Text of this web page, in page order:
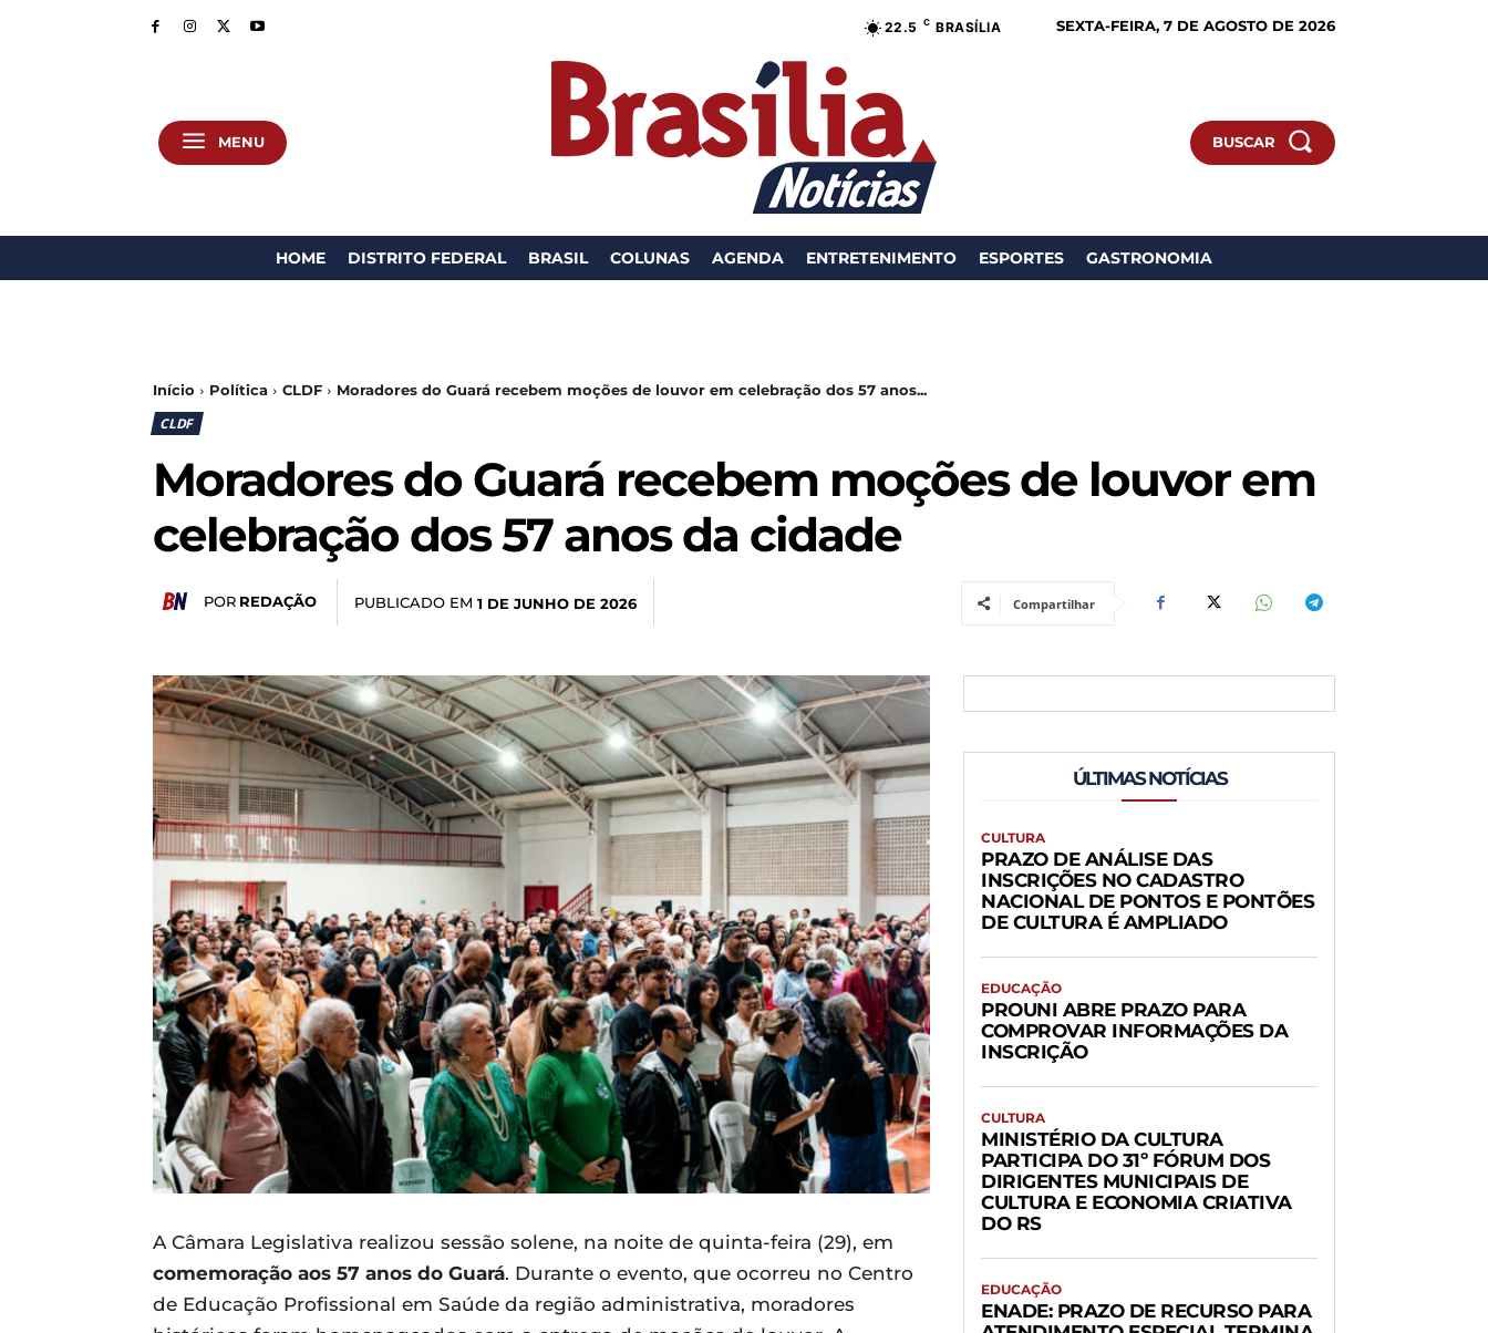
22.5 C BRASÍLIA SEXTA-FEIRA, 7 DE AGOSTO DE 2026
MENU BUSCAR
HOME DISTRITO FEDERAL BRASIL COLUNAS AGENDA ENTRETENIMENTO ESPORTES GASTRONOMIA
Início Política CLDF Moradores do Guará recebem moções de louvor em celebração dos 57 anos...
CLDF
Moradores do Guará recebem moções de louvor em
celebração dos 57 anos da cidade
POR REDAÇÃO PUBLICADO EM 1 DE JUNHO DE 2026 Compartilhar
A Câmara Legislativa realizou sessão solene, na noite de quinta-feira (29), em
comemoração aos 57 anos do Guará. Durante o evento, que ocorreu no Centro
de Educação Profissional em Saúde da região administrativa, moradores
ÚLTIMAS NOTÍCIAS
CULTURA
PRAZO DE ANÁLISE DAS
INSCRIÇÕES NO CADASTRO
NACIONAL DE PONTOS E PONTÕES
DE CULTURA É AMPLIADO
EDUCAÇÃO
PROUNI ABRE PRAZO PARA
COMPROVAR INFORMAÇÕES DA
INSCRIÇÃO
CULTURA
MINISTÉRIO DA CULTURA
PARTICIPA DO 31º FÓRUM DOS
DIRIGENTES MUNICIPAIS DE
CULTURA E ECONOMIA CRIATIVA
DO RS
EDUCAÇÃO
ENADE: PRAZO DE RECURSO PARA